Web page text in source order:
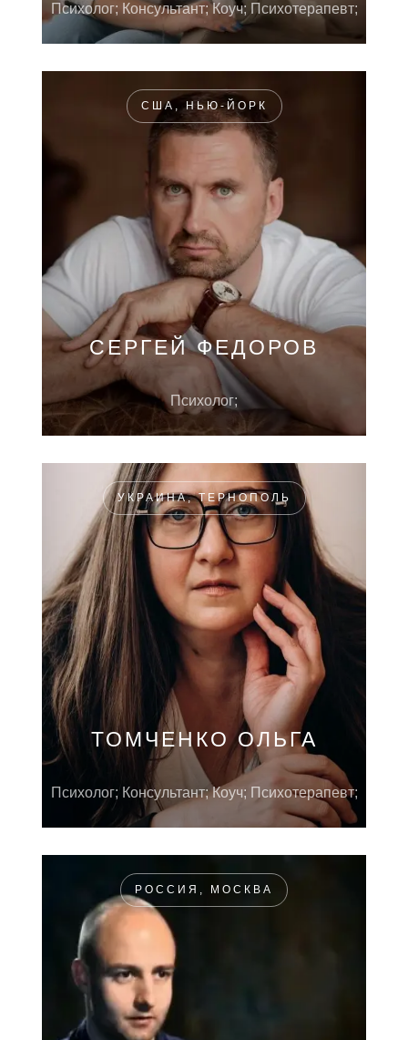
Психолог; Консультант; Коуч; Психотерапевт;
США, НЬЮ-ЙОРК
СЕРГЕЙ ФЕДОРОВ
Психолог;
УКРАИНА, ТЕРНОПОЛЬ
ТОМЧЕНКО ОЛЬГА
Психолог; Консультант; Коуч; Психотерапевт;
РОССИЯ, МОСКВА